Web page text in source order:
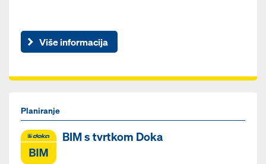
Više informacija
Planiranje
BIM s tvrtkom Doka